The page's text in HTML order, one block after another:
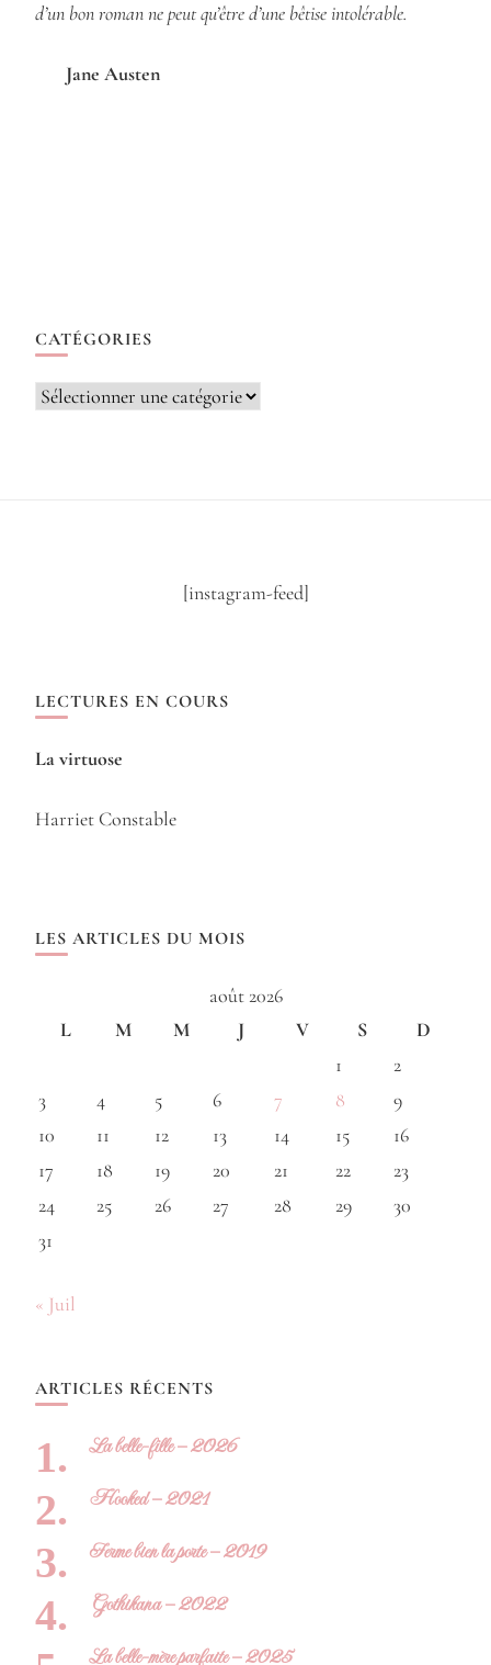
d’un bon roman ne peut qu’être d’une bêtise intolérable.
Jane Austen
CATÉGORIES
Catégories
[instagram-feed]
LECTURES EN COURS
La virtuose
Harriet Constable
LES ARTICLES DU MOIS
août 2026
L
M M J V S
D
1
2
3
4 5 6 7 8
9
10
11 12 13 14 15
16
17
18 19 20 21 22
23
24
25 26 27 28 29
30
31
« Juil
ARTICLES RÉCENTS
La belle-fille – 2026
Hooked – 2021
Ferme bien la porte – 2019
Gothikana – 2022
La belle-mère parfaite – 2025